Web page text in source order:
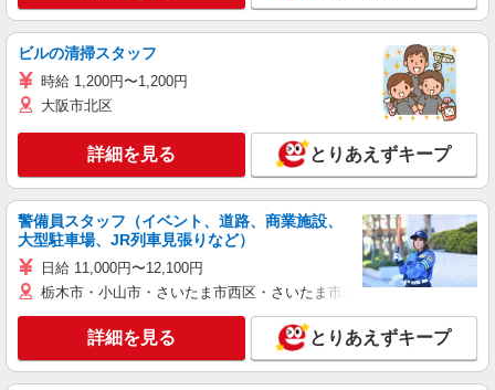
ビルの清掃スタッフ
時給 1,200円〜1,200円
大阪市北区
詳細を見る とりあえずキープ
警備員スタッフ（イベント、道路、商業施設、
大型駐車場、JR列車見張りなど）
日給 11,000円〜12,100円
栃木市・小山市・さいたま市西区・さいたま市岩槻区・久喜市・蓮田
詳細を見る とりあえずキープ